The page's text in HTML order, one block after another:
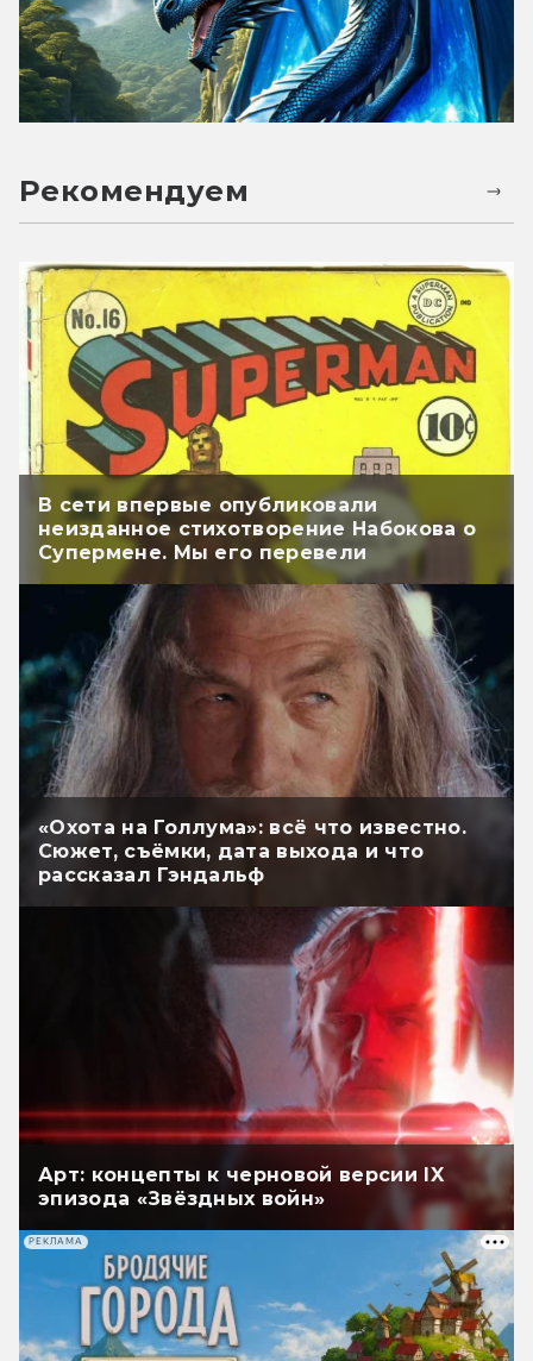
Рекомендуем
В сети впервые опубликовали
неизданное стихотворение Набокова о
Супермене. Мы его перевели
«Охота на Голлума»: всё что известно.
Сюжет, съёмки, дата выхода и что
рассказал Гэндальф
Арт: концепты к черновой версии IX
эпизода «Звёздных войн»
РЕКЛАМА